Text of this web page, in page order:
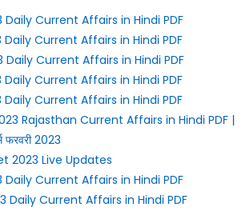
Daily Current Affairs in Hindi PDF
Daily Current Affairs in Hindi PDF
Daily Current Affairs in Hindi PDF
Daily Current Affairs in Hindi PDF
Daily Current Affairs in Hindi PDF
Rajasthan Current Affairs in Hindi PDF |
फरवरी 2023
2023 Live Updates
Daily Current Affairs in Hindi PDF
Daily Current Affairs in Hindi PDF